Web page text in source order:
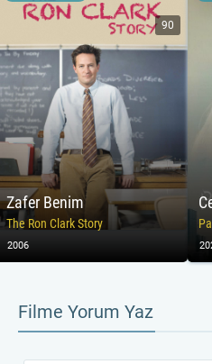
Zafer Benim
The Ron Clark Story
90
2006
Filme Yorum Yaz